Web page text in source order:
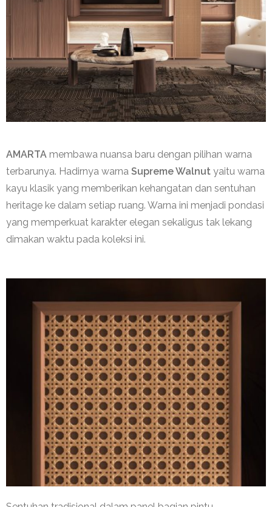
AMARTA membawa nuansa baru dengan pilihan warna
terbarunya. Hadirnya warna Supreme Walnut yaitu warna
kayu klasik yang memberikan kehangatan dan sentuhan
heritage ke dalam setiap ruang. Warna ini menjadi pondasi
yang memperkuat karakter elegan sekaligus tak lekang
dimakan waktu pada koleksi ini.